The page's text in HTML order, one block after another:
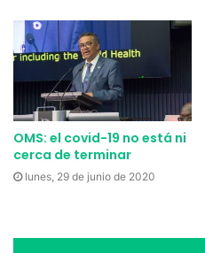
OMS: el covid-19 no está ni
cerca de terminar
lunes, 29 de junio de 2020